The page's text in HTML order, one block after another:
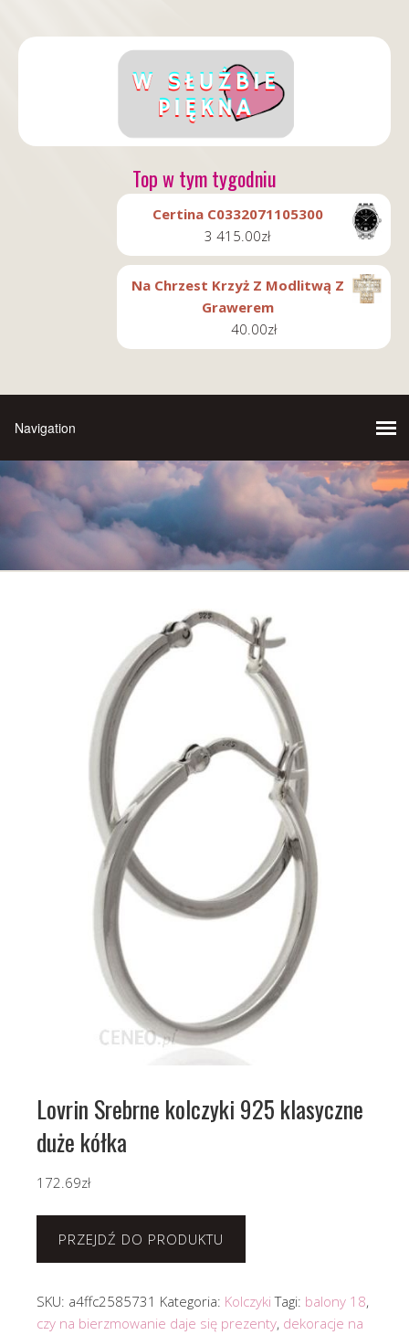
Top w tym tygodniu
Certina C0332071105300
3 415.00zł
Na Chrzest Krzyż Z Modlitwą Z
Grawerem
40.00zł
Lovrin Srebrne kolczyki 925 klasyczne
duże kółka
172.69zł
PRZEJDŹ DO PRODUKTU
SKU: a4ffc2585731 Kategoria: Kolczyki Tagi: balony 18,
czy na bierzmowanie daje się prezenty, dekoracje na